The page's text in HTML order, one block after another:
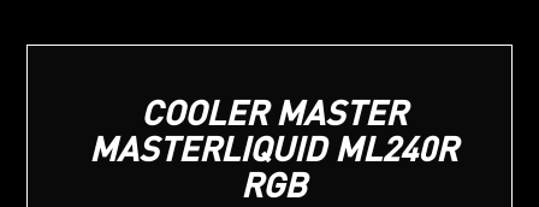
COOLER MASTER
MASTERLIQUID ML240R
RGB